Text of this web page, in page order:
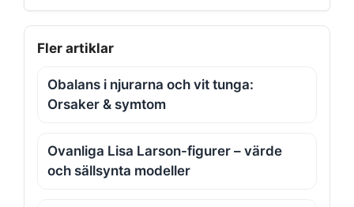
Fler artiklar
Obalans i njurarna och vit tunga:
Orsaker & symtom
Ovanliga Lisa Larson-figurer – värde
och sällsynta modeller